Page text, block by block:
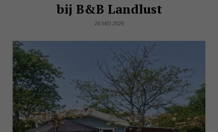
bij B&B Landlust
26 MEI 2026